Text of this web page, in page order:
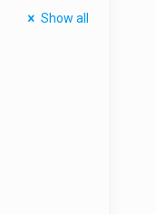
Show all